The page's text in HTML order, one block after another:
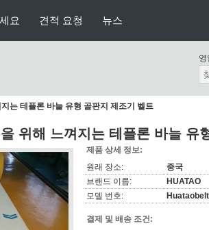
요 견적 요청 뉴스
영
는 테플론 바늘 유형 골판지 제조기 벨트
위해 느껴지는 테플론 바늘 유
제품 상세 정보:
원래 장소:
중국
브랜드 이름:
HUATAO
모델 번호:
결제 및 배송 조건: